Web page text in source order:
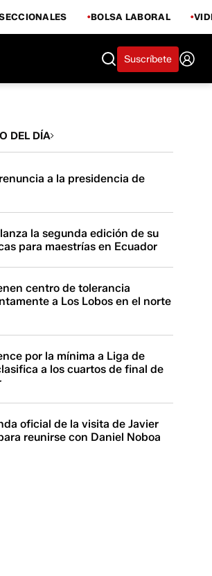
BOLSA LABORAL
Suscríbete
DEL DÍA
a la presidencia de
la segunda edición de su
para maestrías en Ecuador
centro de tolerancia
a Los Lobos en el norte
por la mínima a Liga de
a los cuartos de final de
oficial de la visita de Javier
reunirse con Daniel Noboa